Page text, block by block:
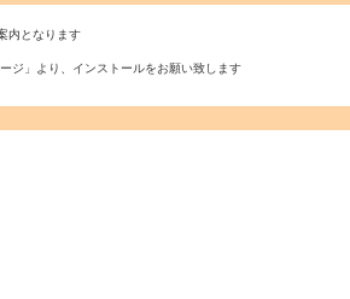
内となります
ジ」より、インストールをお願い致します